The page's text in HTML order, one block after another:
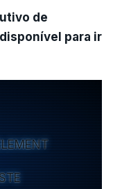
de
para ir